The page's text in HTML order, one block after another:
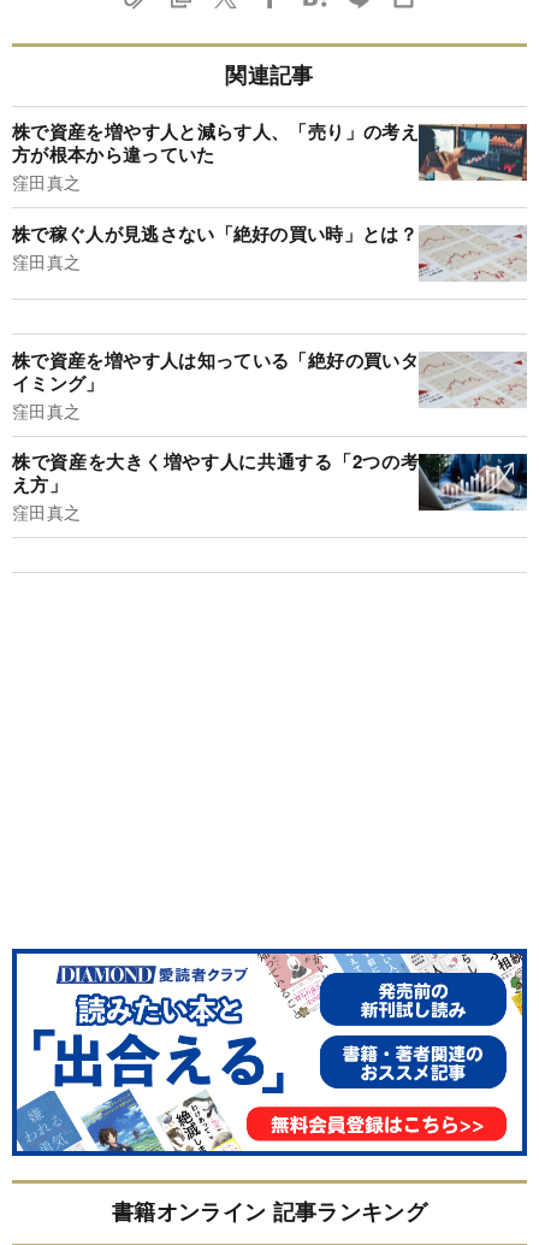
関連記事
株で資産を増やす人と減らす人、「売り」の考え
方が根本から違っていた
窪田真之
株で稼ぐ人が見逃さない「絶好の買い時」とは？
窪田真之
株で資産を増やす人は知っている「絶好の買いタ
イミング」
窪田真之
株で資産を大きく増やす人に共通する「2つの考
え方」
窪田真之
書籍オンライン 記事ランキング